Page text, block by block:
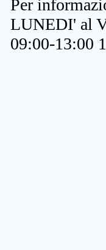
Per
LUNEDI' al
09:00-13:00